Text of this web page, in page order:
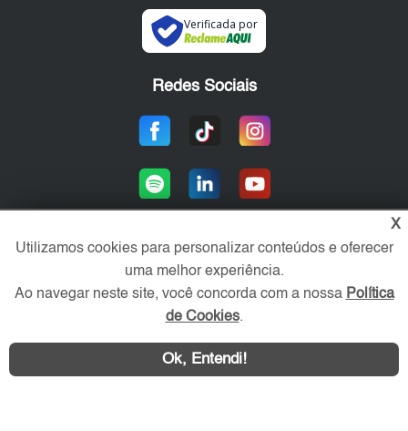
WhatsApp Contatar
Verificada por
Redes Sociais
Área exclusiva aos anunciantes,
acesse sua conta:
X
Utilizamos cookies para personalizar conteúdos e oferecer
uma melhor experiência.
Ao navegar neste site, você concorda com a nossa Política
de Cookies.
Ok, Entendi!